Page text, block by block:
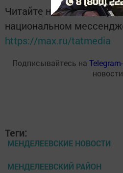
Читайте новости
национальном
https://max.ru/tatmedia
Подписывайтесь на
Теги:
МЕНДЕЛЕЕВСКИЕ НОВОСТИ
МЕНДЕЛЕЕВСКИЙ РАЙОН